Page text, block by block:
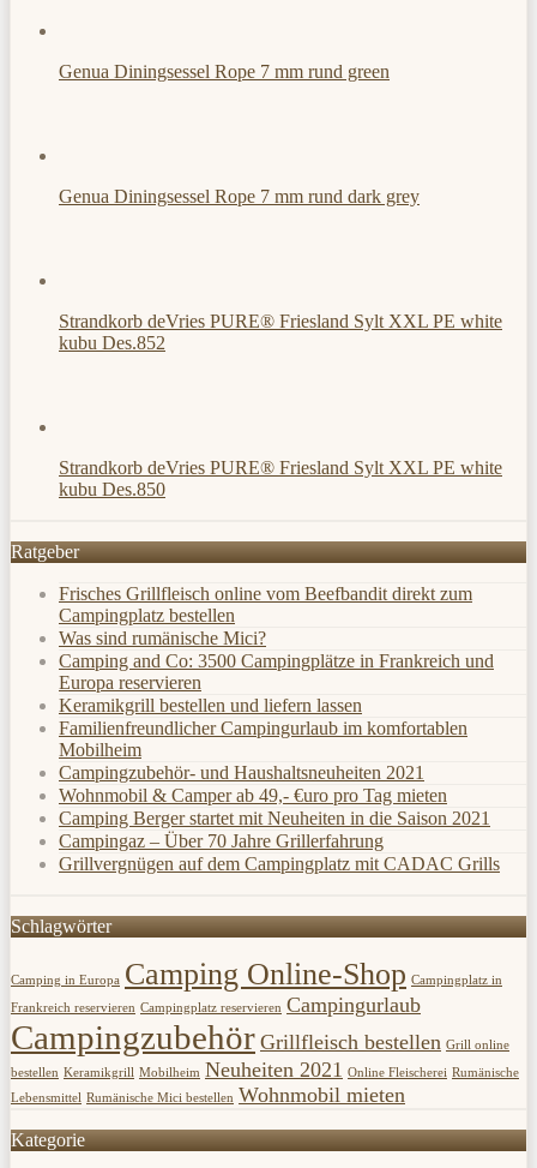
Genua Diningsessel Rope 7 mm rund green
Genua Diningsessel Rope 7 mm rund dark grey
Strandkorb deVries PURE® Friesland Sylt XXL PE white
kubu Des.852
Strandkorb deVries PURE® Friesland Sylt XXL PE white
kubu Des.850
Ratgeber
Frisches Grillfleisch online vom Beefbandit direkt zum
Campingplatz bestellen
Was sind rumänische Mici?
Camping and Co: 3500 Campingplätze in Frankreich und
Europa reservieren
Keramikgrill bestellen und liefern lassen
Familienfreundlicher Campingurlaub im komfortablen
Mobilheim
Campingzubehör- und Haushaltsneuheiten 2021
Wohnmobil & Camper ab 49,- €uro pro Tag mieten
Camping Berger startet mit Neuheiten in die Saison 2021
Campingaz – Über 70 Jahre Grillerfahrung
Grillvergnügen auf dem Campingplatz mit CADAC Grills
Schlagwörter
Camping in Europa Camping Online-Shop Campingplatz in
Frankreich reservieren Campingplatz reservieren Campingurlaub
Campingzubehör Grillfleisch bestellen Grill online
bestellen Keramikgrill Mobilheim Neuheiten 2021 Online Fleischerei Rumänische
Lebensmittel Rumänische Mici bestellen Wohnmobil mieten
Kategorie